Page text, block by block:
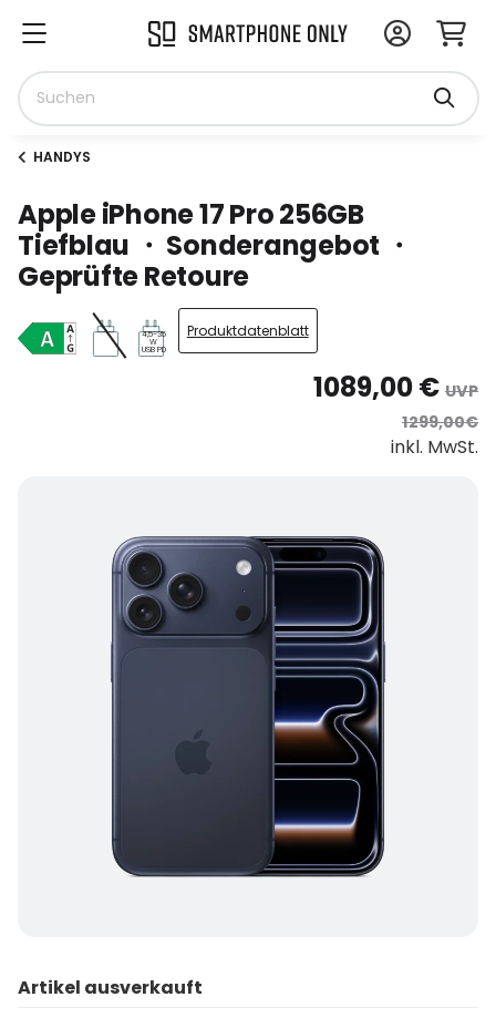
HANDYS
Apple iPhone 17 Pro 256GB
Tiefblau ・ Sonderangebot ・
Geprüfte Retoure
4,5-35
W
USB PD
Produktdatenblatt
1089,00 € UVP
1299,00€
inkl. MwSt.
Artikel ausverkauft